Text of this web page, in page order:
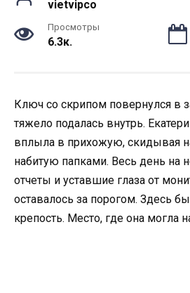
vietvipco
Просмотры
6.3к.
Ключ со скрипом повернулся в
тяжело подалась внутрь.
вплыла в прихожую, скидывая
набитую папками. Весь день на
отчеты и уставшие глаза от
оставалось за порогом. Здесь
крепость. Место, где она могла